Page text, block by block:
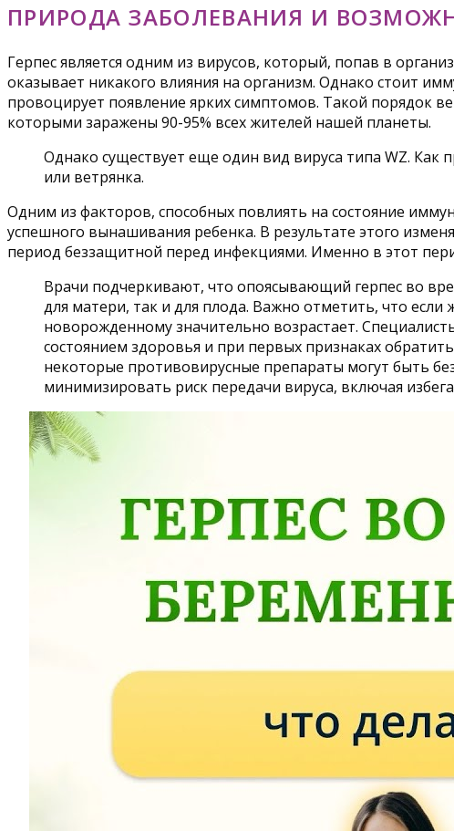
ПРИРОДА ЗАБОЛЕВАНИЯ И
Герпес является одним из вирусов, который, попав в
оказывает никакого влияния на организм. Однако стоит
провоцирует появление ярких симптомов. Такой порядок
которыми заражены 90-95% всех жителей нашей планеты.
Однако существует еще один вид вируса типа WZ. Как
или ветрянка.
Одним из факторов, способных повлиять на состояние
успешного вынашивания ребенка. В результате этого
период беззащитной перед инфекциями. Именно в этот
Врачи подчеркивают, что опоясывающий герпес во
для матери, так и для плода. Важно отметить, что
новорожденному значительно возрастает.
состоянием здоровья и при первых признаках
некоторые противовирусные препараты могут быть
минимизировать риск передачи вируса, включая